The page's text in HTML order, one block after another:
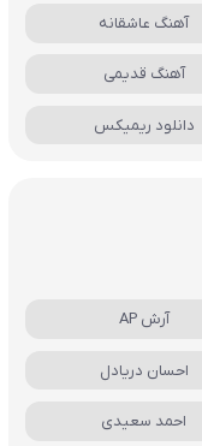
آهنگ عاشقانه
آهنگ قدیمی
دانلود ریمیکس
آرش AP
احسان دریادل
احمد سعیدی